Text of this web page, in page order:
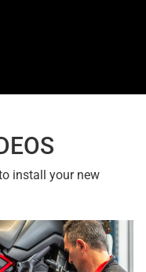
install your new